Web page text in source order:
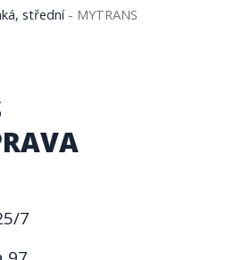
střední- MYTRANS
7